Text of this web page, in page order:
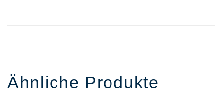
Ähnliche Produkte